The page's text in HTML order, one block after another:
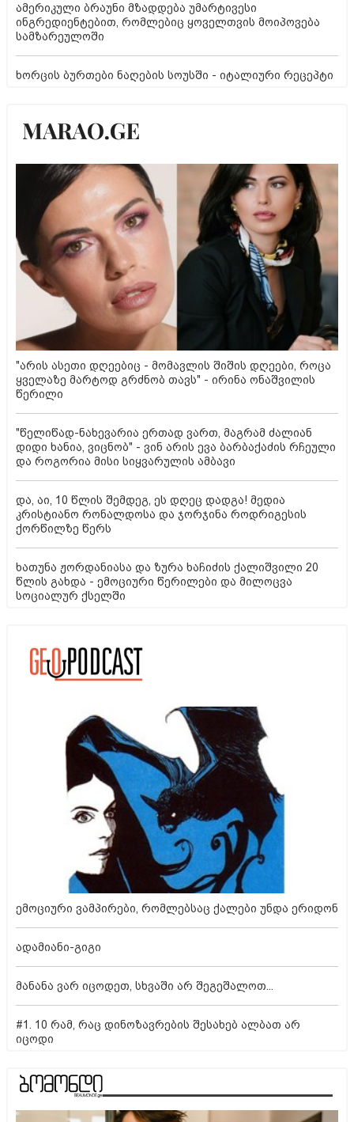
ამერიკული ბრაუნი მზადდება უმარტივესი
ინგრედიენტებით, რომლებიც ყოველთვის მოიპოვება
სამზარეულოში
ხორცის ბურთები ნაღების სოუსში - იტალიური რეცეპტი
"არის ასეთი დღეებიც - მომავლის შიშის დღეები, როცა
ყველაზე მარტოდ გრძნობ თავს" - ირინა ონაშვილის
წერილი
"წელიწად-ნახევარია ერთად ვართ, მაგრამ ძალიან
დიდი ხანია, ვიცნობ" - ვინ არის ევა ბარბაქაძის რჩეული
და როგორია მისი სიყვარულის ამბავი
და, აი, 10 წლის შემდეგ, ეს დღეც დადგა! მედია
კრისტიანო რონალდოსა და ჯორჯინა როდრიგესის
ქორწილზე წერს
ხათუნა ჟორდანიასა და ზურა ხაჩიძის ქალიშვილი 20
წლის გახდა - ემოციური წერილები და მილოცვა
სოციალურ ქსელში
ემოციური ვამპირები, რომლებსაც ქალები უნდა ერიდონ
ადამიანი-გიგი
მანანა ვარ იცოდეთ, სხვაში არ შეგეშალოთ...
#1. 10 რამ, რაც დინოზავრების შესახებ ალბათ არ
იცოდი